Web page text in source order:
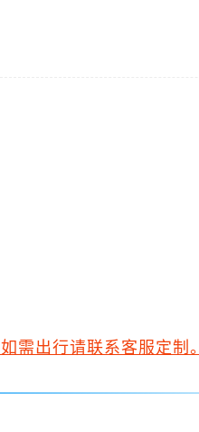
需出行请联系客服定制。